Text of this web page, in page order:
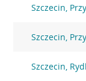
Szczecin,
Szczecin,
Szczecin,